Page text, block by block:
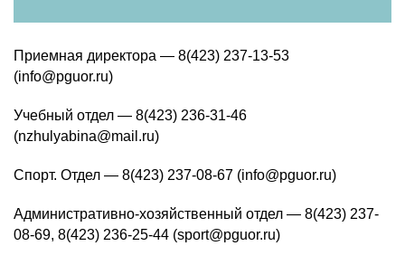
Приемная директора — 8(423) 237-13-53
(info@pguor.ru)
Учебный отдел — 8(423) 236-31-46
(nzhulyabina@mail.ru)
Спорт. Отдел — 8(423) 237-08-67 (info@pguor.ru)
Административно-хозяйственный отдел — 8(423) 237-
08-69, 8(423) 236-25-44 (sport@pguor.ru)